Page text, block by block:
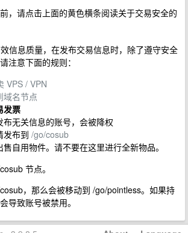
，请点击上面的黄色横条阅读关于交易安全的
信息质量，在发布交易信息时，除了遵守安全
注意下面的规则：
VPS / VPN
域名节点
发票
布无关信息的账号，会被降权
发布到 /go/cosub
自用物件。请不要在这里进行全新物品。
节点。
，那么会被移动到 /go/pointless。如果持
导致账号被禁用。